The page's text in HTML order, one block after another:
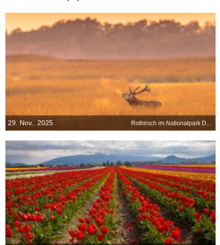
29. Nov.. 2025 Rothirsch im Nationalpark De Hoge Veluwe, Niederlande